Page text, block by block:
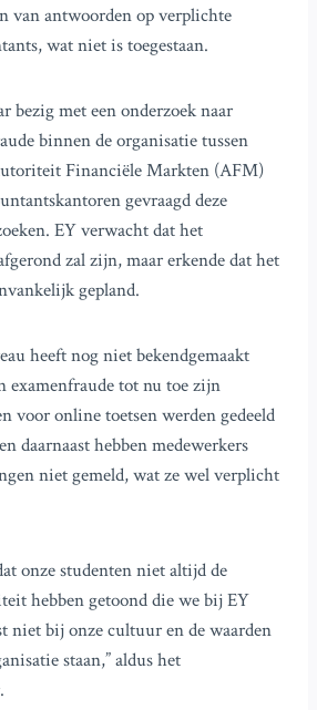
van antwoorden op verplichte
wat niet is toegestaan.
bezig met een onderzoek naar
binnen de organisatie tussen
Financiële Markten (AFM)
gevraagd deze
EY verwacht dat het
zal zijn, maar erkende dat het
gepland.
heeft nog niet bekendgemaakt
examenfraude tot nu toe zijn
voor online toetsen werden gedeeld
daarnaast hebben medewerkers
niet gemeld, wat ze wel verplicht
onze studenten niet altijd de
hebben getoond die we bij EY
niet bij onze cultuur en de waarden
staan,” aldus het